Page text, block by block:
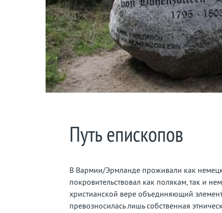
Путь епископов
В Вармии/Эрмланде проживали как
покровительствовал как полякам, так и
христианской вере объединяющий
превозносилась лишь собственная